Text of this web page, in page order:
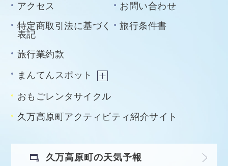
アクセス
お問い合わせ
特定商取引法に基づく
表記
旅行条件書
旅行業約款
まんてんスポット
おもごレンタサイクル
久万高原町アクティビティ紹介サイト
久万高原町の天気予報